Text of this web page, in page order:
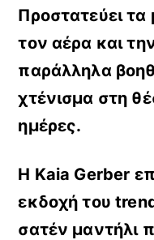
Προστατεύει τα
τον αέρα και
παράλληλα
χτένισμα στη
ημέρες.
Η Kaia Gerber
εκδοχή του
σατέν μαντήλι